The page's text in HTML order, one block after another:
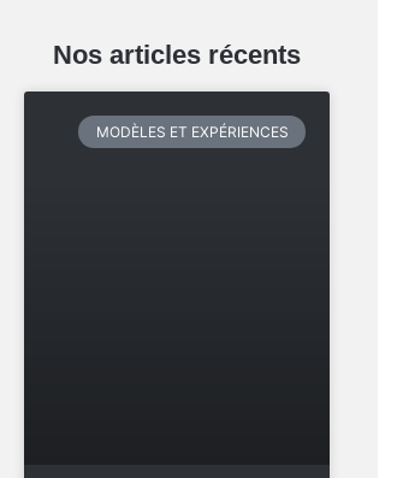
Nos articles récents
MODÈLES ET EXPÉRIENCES